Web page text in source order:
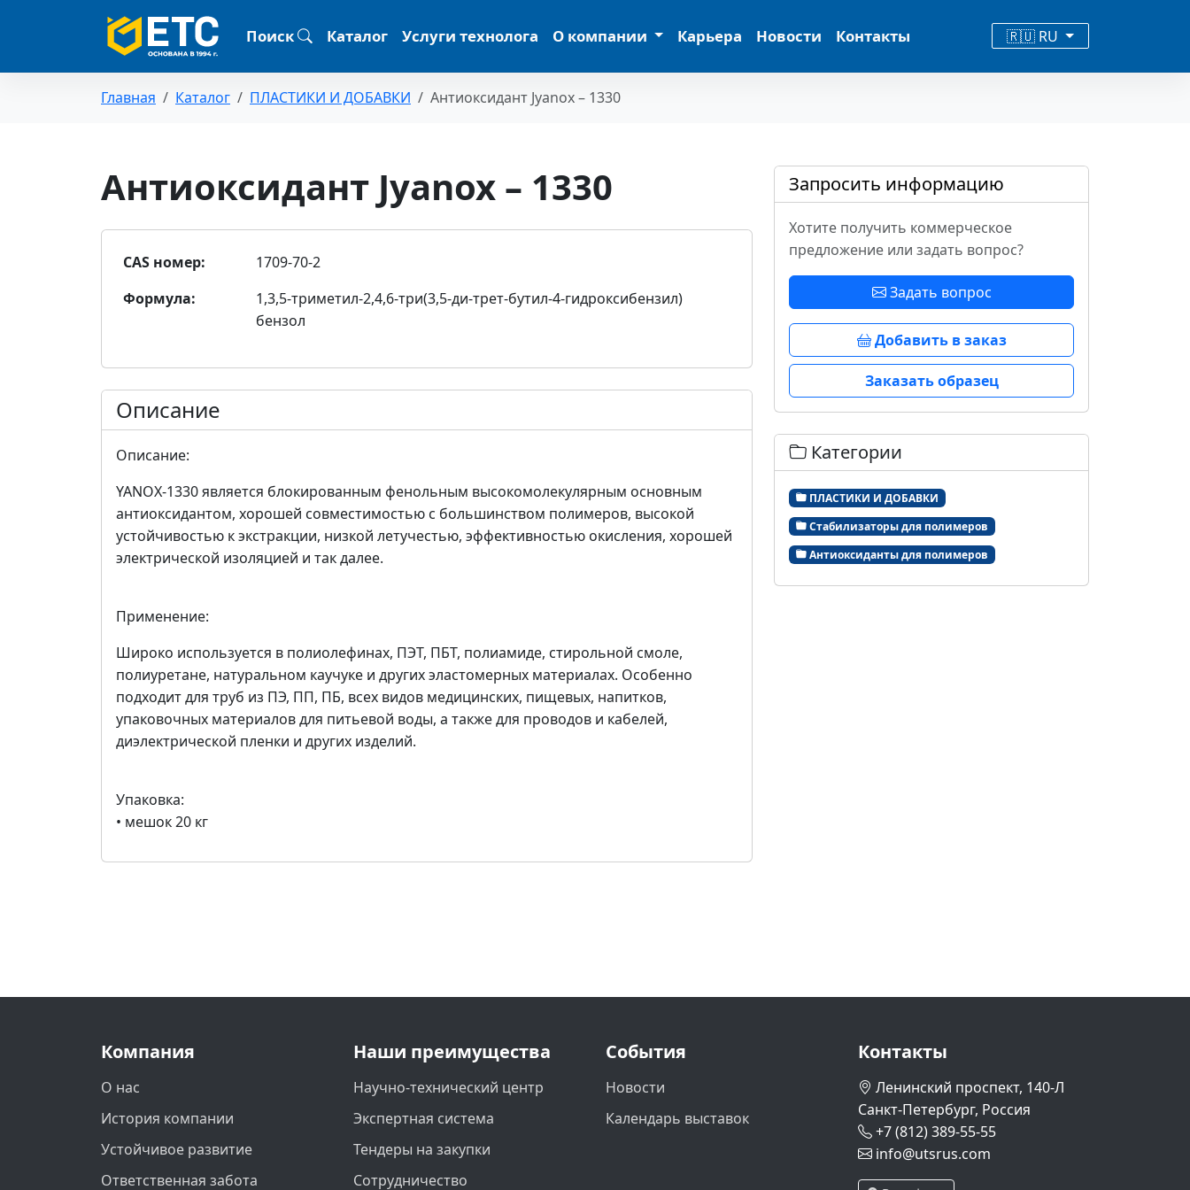
Поиск Каталог Услуги технолога О компании Карьера Новости Контакты 🇷🇺 RU
Главная Каталог ПЛАСТИКИ И ДОБАВКИ Антиоксидант Jyanox – 1330
Антиоксидант Jyanox – 1330
CAS номер:
1709-70-2
Формула:
1,3,5-триметил-2,4,6-три(3,5-ди-трет-бутил-4-гидроксибензил)
бензол
Описание
Описание:
YANOX-1330 является блокированным фенольным высокомолекулярным основным
антиоксидантом, хорошей совместимостью с большинством полимеров, высокой
устойчивостью к экстракции, низкой летучестью, эффективностью окисления, хорошей
электрической изоляцией и так далее.
Применение:
Широко используется в полиолефинах, ПЭТ, ПБТ, полиамиде, стирольной смоле,
полиуретане, натуральном каучуке и других эластомерных материалах. Особенно
подходит для труб из ПЭ, ПП, ПБ, всех видов медицинских, пищевых, напитков,
упаковочных материалов для питьевой воды, а также для проводов и кабелей,
диэлектрической пленки и других изделий.
Упаковка:
• мешок 20 кг
Запросить информацию
Хотите получить коммерческое
предложение или задать вопрос?
Задать вопрос
Добавить в заказ
Заказать образец
Категории
ПЛАСТИКИ И ДОБАВКИ
Стабилизаторы для полимеров
Антиоксиданты для полимеров
Компания
О нас
История компании
Устойчивое развитие
Ответственная забота
Наши преимущества
Научно-технический центр
Экспертная система
Тендеры на закупки
Сотрудничество
События
Новости
Календарь выставок
Контакты
Ленинский проспект, 140-Л
Санкт-Петербург, Россия
+7 (812) 389-55-55
info@utsrus.com